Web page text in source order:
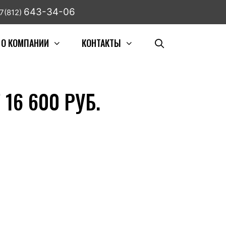
643-34-06
О КОМПАНИИ КОНТАКТЫ
600 РУБ.